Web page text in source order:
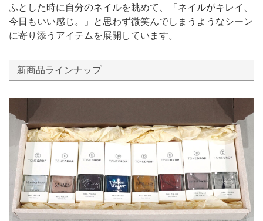
ふとした時に自分のネイルを眺めて、「ネイルがキレイ、
今日もいい感じ。」と思わず微笑んでしまうようなシーン
に寄り添うアイテムを展開しています。
新商品ラインナップ